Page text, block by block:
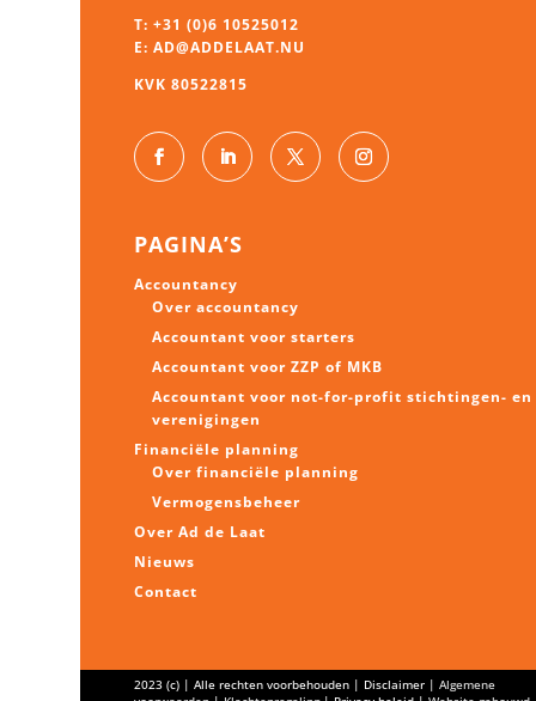
T: +31 (0)6 10525012
E: AD@ADDELAAT.NU
KVK 80522815
PAGINA’S
Accountancy
Over accountancy
Accountant voor starters
Accountant voor ZZP of MKB
Accountant voor not-for-profit stichtingen- en
verenigingen
Financiële planning
Over financiële planning
Vermogensbeheer
Over Ad de Laat
Nieuws
Contact
2023 (c) | Alle rechten voorbehouden | Disclaimer | Algemene